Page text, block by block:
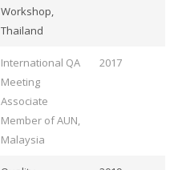
Workshop,
Thailand
International QA
Meeting
Associate
Member of AUN,
Malaysia
2017